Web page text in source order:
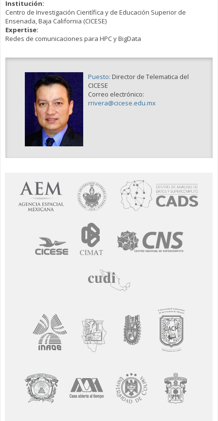
Institución:
Centro de Investigación Científica y de Educación Superior de
Ensenada, Baja California (CICESE)
Expertise:
Redes de comunicaciones para HPC y BigData
Puesto: Director de Telematica del
CICESE
Correo electrónico:
rrivera@cicese.edu.mx